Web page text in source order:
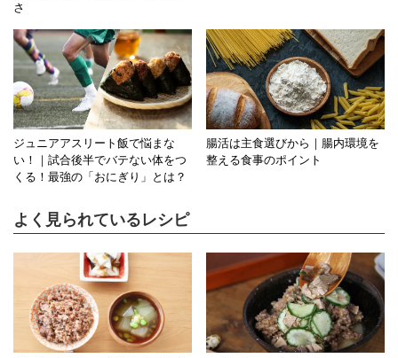
さ
ジュニアアスリート飯で悩まな
い！｜試合後半でバテない体をつ
くる！最強の「おにぎり」とは？
腸活は主食選びから｜腸内環境を
整える食事のポイント
よく見られているレシピ